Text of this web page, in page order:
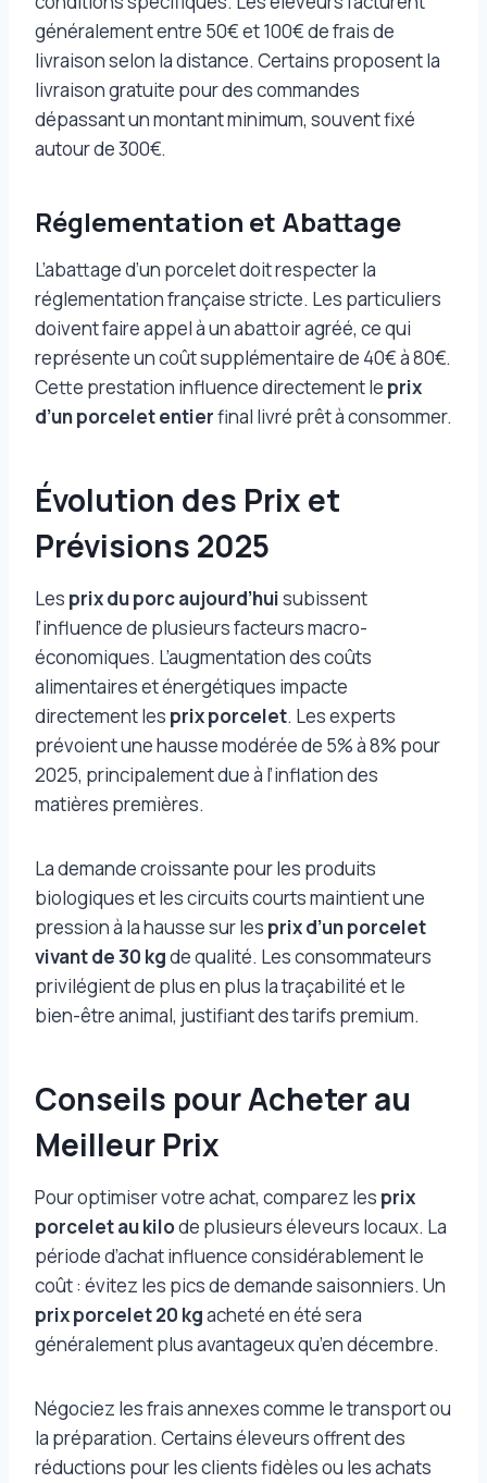
généralement entre 50€ et 100€ de frais de
livraison selon la distance. Certains proposent la
livraison gratuite pour des commandes
dépassant un montant minimum, souvent fixé
autour de 300€.
Réglementation et Abattage
L’abattage d’un porcelet doit respecter la
réglementation française stricte. Les particuliers
doivent faire appel à un abattoir agréé, ce qui
représente un coût supplémentaire de 40€ à 80€.
Cette prestation influence directement le prix
d’un porcelet entierfinal livré prêt à consommer.
Évolution des Prix et
Prévisions 2025
Les prix du porc aujourd’huisubissent
l’influence de plusieurs facteurs macro-
économiques. L’augmentation des coûts
alimentaires et énergétiques impacte
directement les prix porcelet. Les experts
prévoient une hausse modérée de 5% à 8% pour
2025, principalement due à l’inflation des
matières premières.
La demande croissante pour les produits
biologiques et les circuits courts maintient une
pression à la hausse sur les prix d’un porcelet
vivant de 30 kgde qualité. Les consommateurs
privilégient de plus en plus la traçabilité et le
bien-être animal, justifiant des tarifs premium.
Conseils pour Acheter au
Meilleur Prix
Pour optimiser votre achat, comparez les prix
porcelet au kilode plusieurs éleveurs locaux. La
période d’achat influence considérablement le
coût : évitez les pics de demande saisonniers. Un
prix porcelet 20 kgacheté en été sera
généralement plus avantageux qu’en décembre.
Négociez les frais annexes comme le transport ou
la préparation. Certains éleveurs offrent des
réductions pour les clients fidèles ou les achats